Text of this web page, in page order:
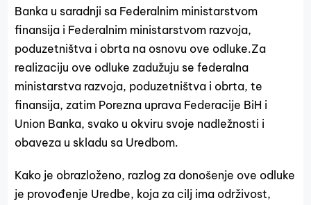
Banka u saradnji sa Federalnim ministarstvom
finansija i Federalnim ministarstvom razvoja,
poduzetništva i obrta na osnovu ove odluke.Za
realizaciju ove odluke zadužuju se federalna
ministarstva razvoja, poduzetništva i obrta, te
finansija, zatim Porezna uprava Federacije BiH i
Union Banka, svako u okviru svoje nadležnosti i
obaveza u skladu sa Uredbom.
Kako je obrazloženo, razlog za donošenje ove odluke
je provođenje Uredbe, koja za cilj ima održivost,